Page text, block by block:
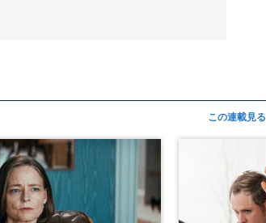
この連載見る